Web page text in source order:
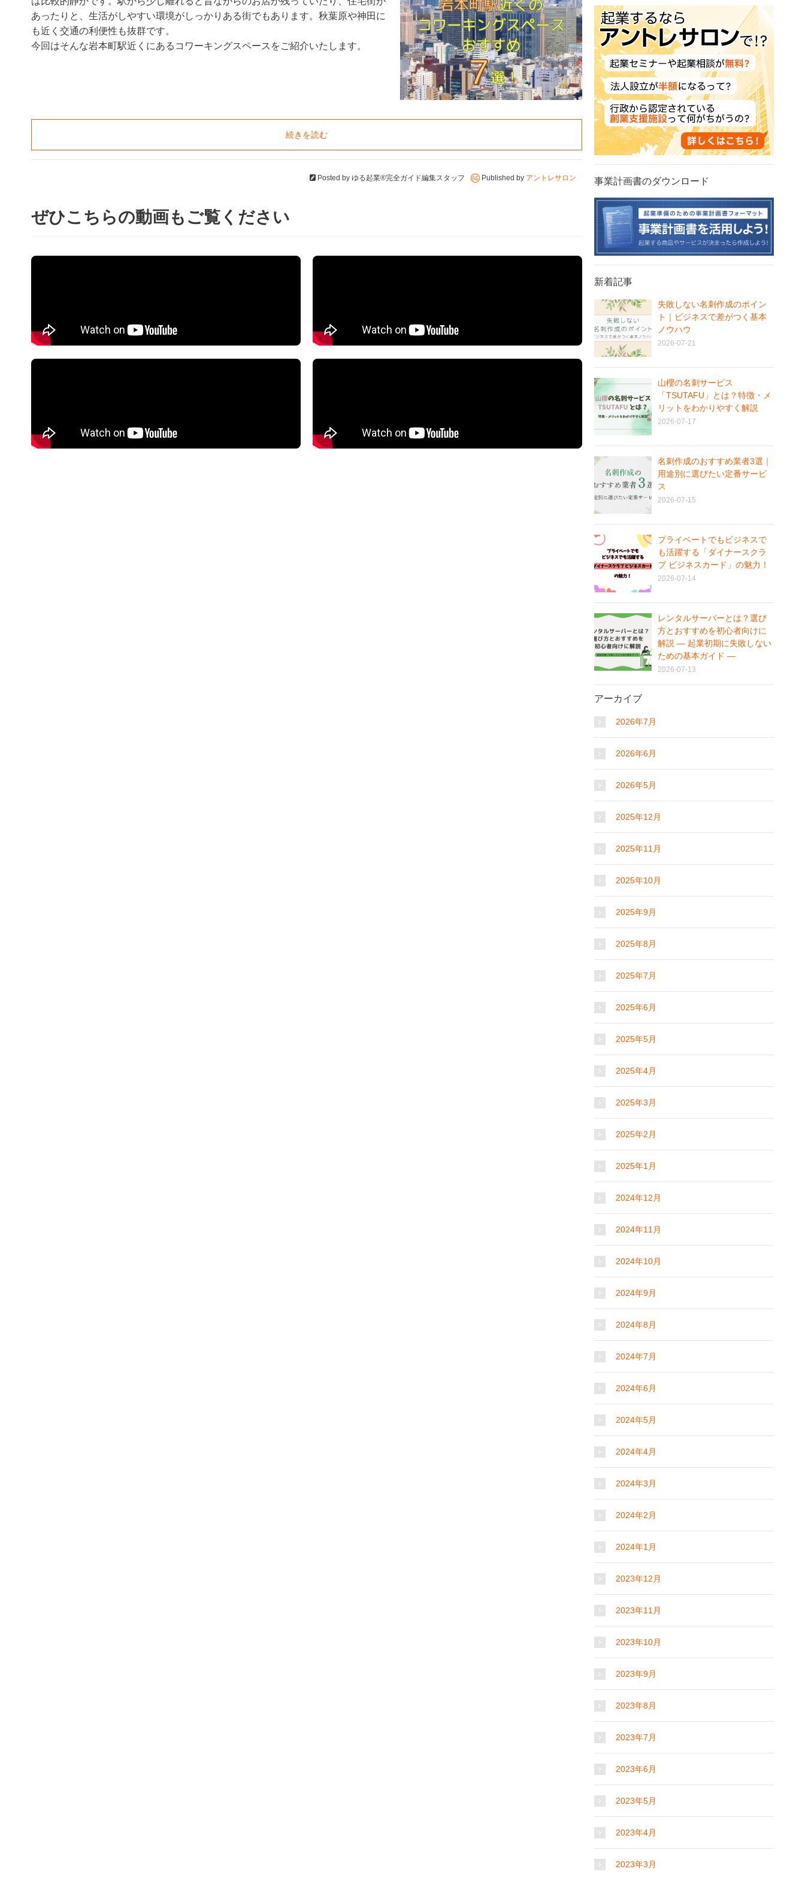
あったりと、生活がしやすい環境がしっかりある街でもあります。秋葉原や神田に
も近く交通の利便性も抜群です。
今回はそんな岩本町駅近くにあるコワーキングスペースをご紹介いたします。
続きを読む
Posted by ゆる起業®完全ガイド編集スタッフ Published by アントレサロン
ぜひこちらの動画もご覧ください
事業計画書のダウンロード
新着記事
失敗しない名刺作成のポイン
ト｜ビジネスで差がつく基本
ノウハウ
2026-07-21
山櫻の名刺サービス
「TSUTAFU」とは？特徴・メ
リットをわかりやすく解説
2026-07-17
名刺作成のおすすめ業者3選｜
用途別に選びたい定番サービ
ス
2026-07-15
プライベートでもビジネスで
も活躍する「ダイナースクラ
ブ ビジネスカード」の魅力！
2026-07-14
レンタルサーバーとは？選び
方とおすすめを初心者向けに
解説 ― 起業初期に失敗しない
ための基本ガイド ―
2026-07-13
アーカイブ
2026年7月
2026年6月
2026年5月
2025年12月
2025年11月
2025年10月
2025年9月
2025年8月
2025年7月
2025年6月
2025年5月
2025年4月
2025年3月
2025年2月
2025年1月
2024年12月
2024年11月
2024年10月
2024年9月
2024年8月
2024年7月
2024年6月
2024年5月
2024年4月
2024年3月
2024年2月
2024年1月
2023年12月
2023年11月
2023年10月
2023年9月
2023年8月
2023年7月
2023年6月
2023年5月
2023年4月
2023年3月